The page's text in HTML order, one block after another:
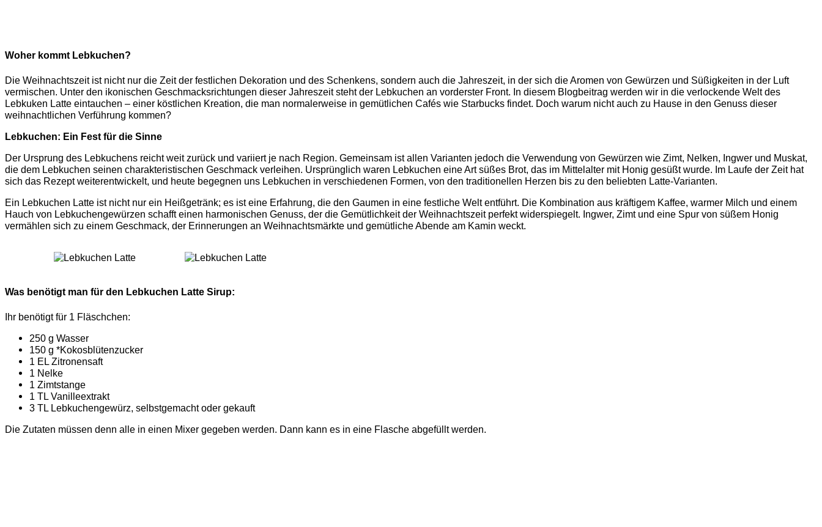
Woher kommt Lebkuchen?
Die Weihnachtszeit ist nicht nur die Zeit der festlichen Dekoration und des Schenkens, sondern auch die Jahreszeit, in der sich die Aromen von Gewürzen und Süßigkeiten in der Luft
vermischen. Unter den ikonischen Geschmacksrichtungen dieser Jahreszeit steht der Lebkuchen an vorderster Front. In diesem Blogbeitrag werden wir in die verlockende Welt des
Lebkuken Latte eintauchen – einer köstlichen Kreation, die man normalerweise in gemütlichen Cafés wie Starbucks findet. Doch warum nicht auch zu Hause in den Genuss dieser
weihnachtlichen Verführung kommen?
Lebkuchen: Ein Fest für die Sinne
Der Ursprung des Lebkuchens reicht weit zurück und variiert je nach Region. Gemeinsam ist allen Varianten jedoch die Verwendung von Gewürzen wie Zimt, Nelken, Ingwer und Muskat,
die dem Lebkuchen seinen charakteristischen Geschmack verleihen. Ursprünglich waren Lebkuchen eine Art süßes Brot, das im Mittelalter mit Honig gesüßt wurde. Im Laufe der Zeit hat
sich das Rezept weiterentwickelt, und heute begegnen uns Lebkuchen in verschiedenen Formen, von den traditionellen Herzen bis zu den beliebten Latte-Varianten.
Ein Lebkuchen Latte ist nicht nur ein Heißgetränk; es ist eine Erfahrung, die den Gaumen in eine festliche Welt entführt. Die Kombination aus kräftigem Kaffee, warmer Milch und einem
Hauch von Lebkuchengewürzen schafft einen harmonischen Genuss, der die Gemütlichkeit der Weihnachtszeit perfekt widerspiegelt. Ingwer, Zimt und eine Spur von süßem Honig
vermählen sich zu einem Geschmack, der Erinnerungen an Weihnachtsmärkte und gemütliche Abende am Kamin weckt.
Was benötigt man für den Lebkuchen Latte Sirup:
Ihr benötigt für 1 Fläschchen:
250 g Wasser
150 g *Kokosblütenzucker
1 EL Zitronensaft
1 Nelke
1 Zimtstange
1 TL Vanilleextrakt
3 TL Lebkuchengewürz, selbstgemacht oder gekauft
Die Zutaten müssen denn alle in einen Mixer gegeben werden. Dann kann es in eine Flasche abgefüllt werden.